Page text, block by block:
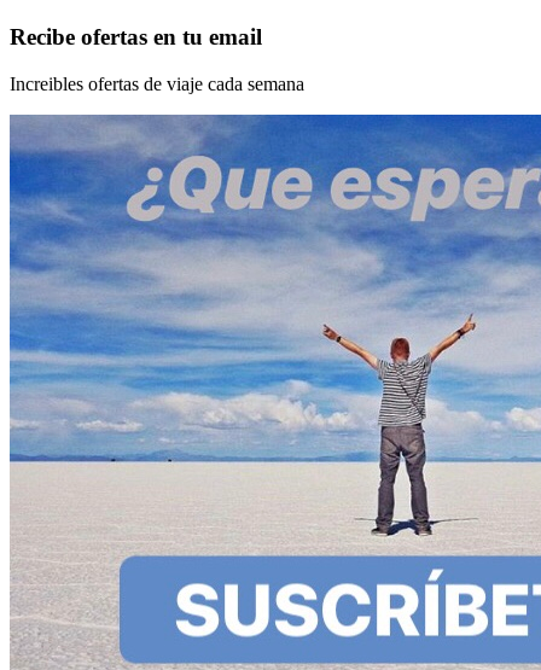
Recibe ofertas en tu email
Increibles ofertas de viaje cada semana